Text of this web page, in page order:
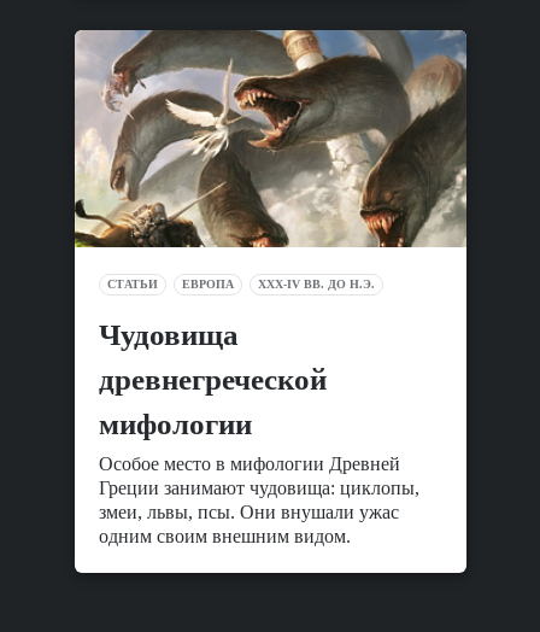
СТАТЬИ ЕВРОПА XXX-IV ВВ. ДО Н.Э.
Чудовища
древнегреческой
мифологии
Особое место в мифологии Древней
Греции занимают чудовища: циклопы,
змеи, львы, псы. Они внушали ужас
одним своим внешним видом.